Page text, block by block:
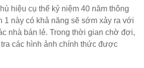
hiệu cụ thể kỷ niệm 40 năm thông
1 này có khả năng sẽ sớm xảy ra với
nhà bán lẻ. Trong thời gian chờ đợi,
các hình ảnh chính thức được